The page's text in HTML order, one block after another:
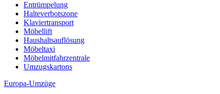
Entrümpelung
Halteverbotszone
Klaviertransport
Möbellift
Haushaltsauflösung
Möbeltaxi
Möbelmitfahrzentrale
Umzugskartons
Europa-Umzüge